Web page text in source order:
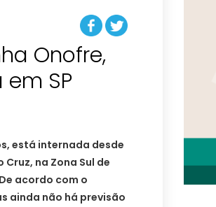
Onofre,
SP
está internada desde
na Zona Sul de
acordo com o
ainda não há previsão